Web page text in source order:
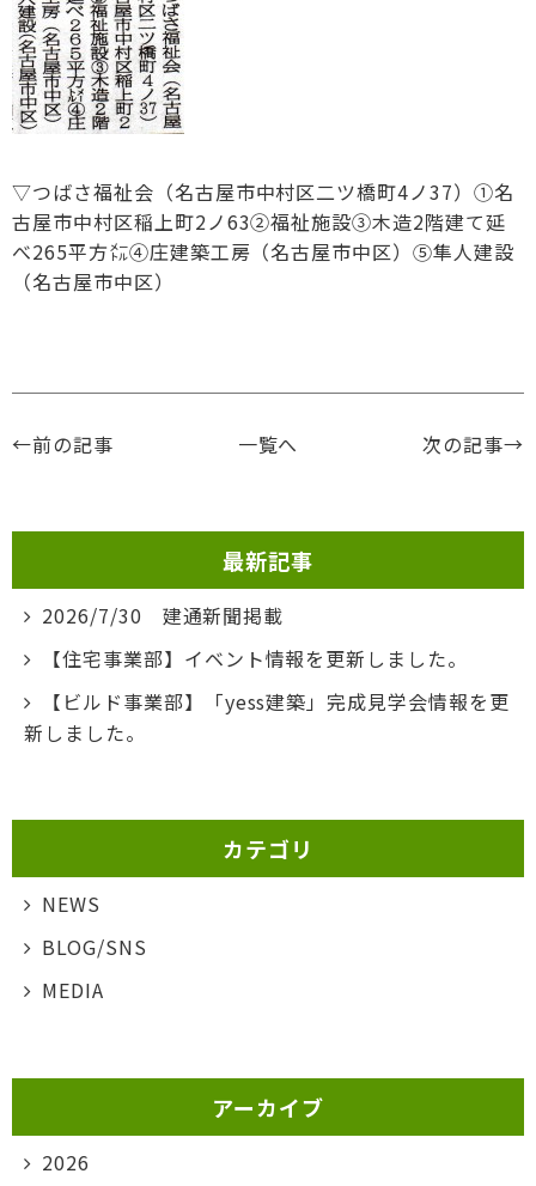
▽つばさ福祉会（名古屋市中村区二ツ橋町4ノ37）①名
古屋市中村区稲上町2ノ63②福祉施設③木造2階建て延
べ265平方㍍④庄建築工房（名古屋市中区）⑤隼人建設
（名古屋市中区）
←前の記事 一覧へ 次の記事→
最新記事
2026/7/30 建通新聞掲載
【住宅事業部】イベント情報を更新しました。
【ビルド事業部】「yess建築」完成見学会情報を更
新しました。
カテゴリ
NEWS
BLOG/SNS
MEDIA
アーカイブ
2026